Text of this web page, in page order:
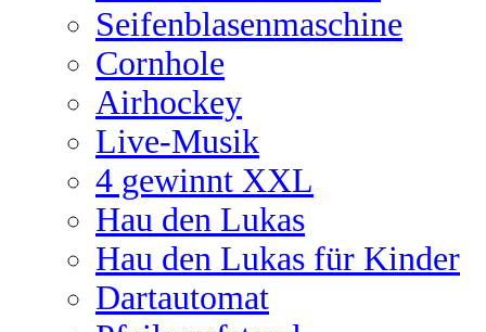
Seifenblasenmaschine
Cornhole
Airhockey
Live-Musik
4 gewinnt XXL
Hau den Lukas
Hau den Lukas für Kinder
Dartautomat